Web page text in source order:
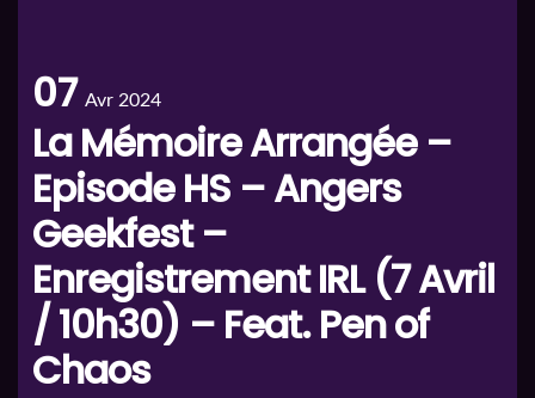
07 Avr 2024
La Mémoire Arrangée –
Episode HS – Angers
Geekfest –
Enregistrement IRL (7 Avril
/ 10h30) – Feat. Pen of
Chaos